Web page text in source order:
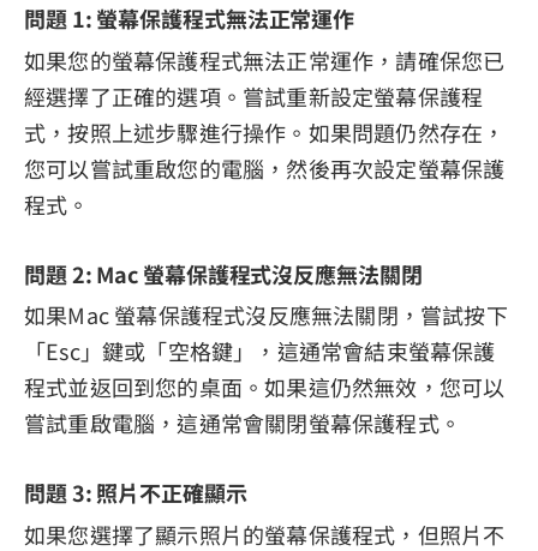
問題 1: 螢幕保護程式無法正常運作
如果您的螢幕保護程式無法正常運作，請確保您已
經選擇了正確的選項。嘗試重新設定螢幕保護程
式，按照上述步驟進行操作。如果問題仍然存在，
您可以嘗試重啟您的電腦，然後再次設定螢幕保護
程式。
問題 2: Mac 螢幕保護程式沒反應無法關閉
如果Mac 螢幕保護程式沒反應無法關閉，嘗試按下
「Esc」鍵或「空格鍵」，這通常會結束螢幕保護
程式並返回到您的桌面。如果這仍然無效，您可以
嘗試重啟電腦，這通常會關閉螢幕保護程式。
問題 3: 照片不正確顯示
如果您選擇了顯示照片的螢幕保護程式，但照片不